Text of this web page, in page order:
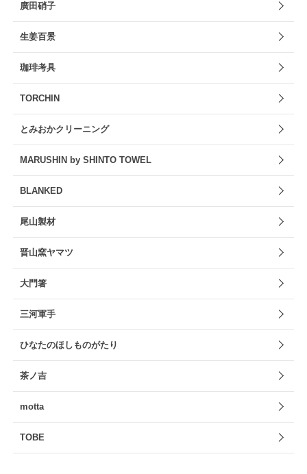
廣田硝子
生姜百景
珈琲考具
TORCHIN
とみおかクリーニング
MARUSHIN by SHINTO TOWEL
BLANKED
尾山製材
晋山窯ヤマツ
大門箸
三河軍手
ひなたのほしものがたり
茶ノ吉
motta
TOBE